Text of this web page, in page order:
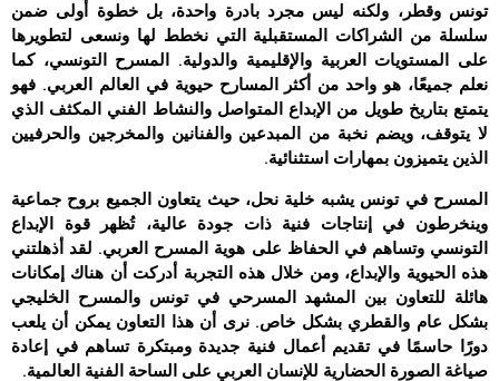
تونس وقطر، ولكنه ليس مجرد بادرة واحدة، بل خطوة أولى ضمن
سلسلة من الشراكات المستقبلية التي نخطط لها ونسعى لتطويرها
على المستويات العربية والإقليمية والدولية. المسرح التونسي، كما
نعلم جميعًا، هو واحد من أكثر المسارح حيوية في العالم العربي. فهو
يتمتع بتاريخ طويل من الإبداع المتواصل والنشاط الفني المكثف الذي
لا يتوقف، ويضم نخبة من المبدعين والفنانين والمخرجين والحرفيين
الذين يتميزون بمهارات استثنائية.
المسرح في تونس يشبه خلية نحل، حيث يتعاون الجميع بروح جماعية
وينخرطون في إنتاجات فنية ذات جودة عالية، تُظهر قوة الإبداع
التونسي وتساهم في الحفاظ على هوية المسرح العربي. لقد أذهلتني
هذه الحيوية والإبداع، ومن خلال هذه التجربة أدركت أن هناك إمكانات
هائلة للتعاون بين المشهد المسرحي في تونس والمسرح الخليجي
بشكل عام والقطري بشكل خاص. نرى أن هذا التعاون يمكن أن يلعب
دورًا حاسمًا في تقديم أعمال فنية جديدة ومبتكرة تساهم في إعادة
صياغة الصورة الحضارية للإنسان العربي على الساحة الفنية العالمية.